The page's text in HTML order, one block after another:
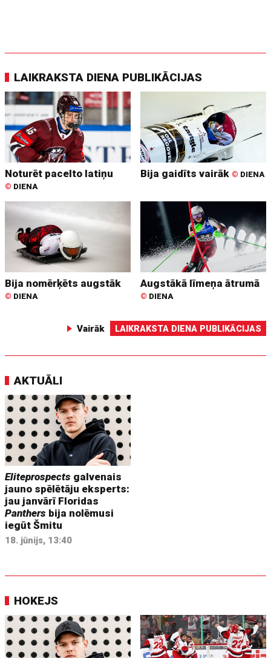
LAIKRAKSTA DIENA PUBLIKĀCIJAS
Noturēt pacelto latiņu
© DIENA
Bija gaidīts vairāk © DIENA
Bija nomērķēts augstāk
© DIENA
Augstākā līmeņa ātrumā
© DIENA
Vairāk LAIKRAKSTA DIENA PUBLIKĀCIJAS
AKTUĀLI
Eliteprospects galvenais
jauno spēlētāju eksperts:
jau janvārī Floridas
Panthers bija nolēmusi
iegūt Šmitu
18. jūnijs, 13:40
HOKEJS